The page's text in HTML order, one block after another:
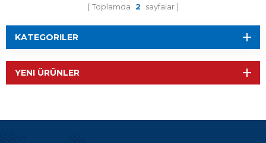
Toplamda 2 sayfalar
KATEGORILER
YENI ÜRÜNLER